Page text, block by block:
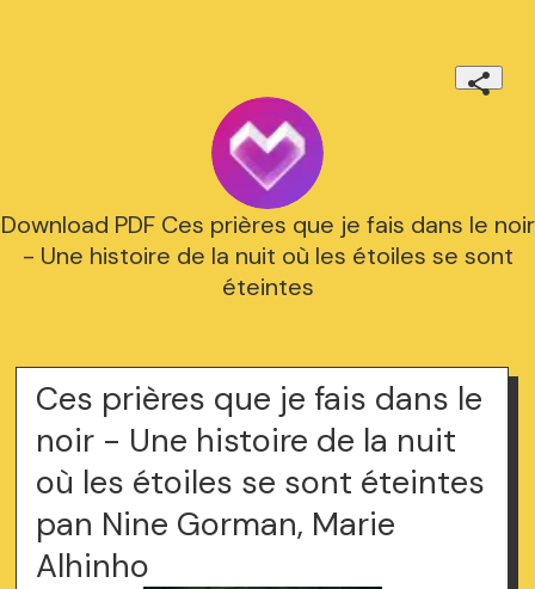
Download PDF Ces prières que je fais dans le noir
- Une histoire de la nuit où les étoiles se sont
éteintes
Ces prières que je fais dans le
noir - Une histoire de la nuit
où les étoiles se sont éteintes
pan Nine Gorman, Marie
Alhinho